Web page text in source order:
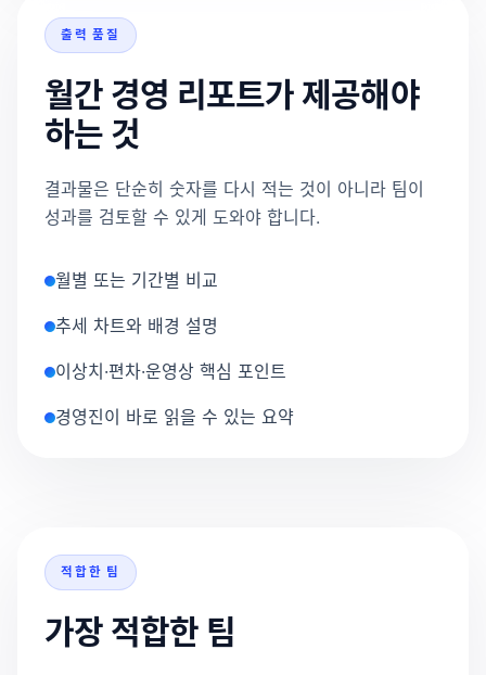
출력 품질
월간 경영 리포트가 제공해야
하는 것
결과물은 단순히 숫자를 다시 적는 것이 아니라 팀이
성과를 검토할 수 있게 도와야 합니다.
월별 또는 기간별 비교
추세 차트와 배경 설명
이상치·편차·운영상 핵심 포인트
경영진이 바로 읽을 수 있는 요약
적합한 팀
가장 적합한 팀